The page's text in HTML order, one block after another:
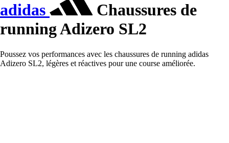
adidas
Chaussures de
running Adizero SL2
Poussez vos performances avec les chaussures de running adidas
Adizero SL2, légères et réactives pour une course améliorée.